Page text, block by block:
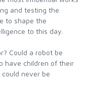
and testing the
to shape the
to this day.
Could a robot be
have children of their
never be